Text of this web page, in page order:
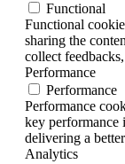
Functional
Functional
sharing the
collect
Performance
Performance
Performance
key performance
delivering a
Analytics